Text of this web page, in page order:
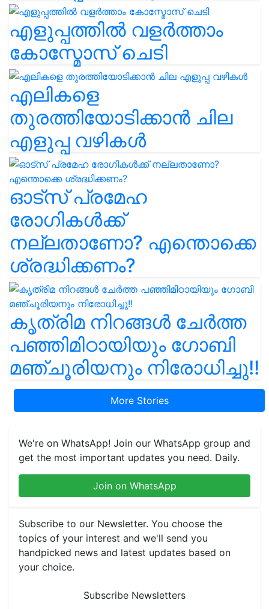
എളുപ്പത്തിൽ വളർത്താം
കോസ്മോസ് ചെടി
എലികളെ
തുരത്തിയോടിക്കാൻ ചില
എളുപ്പ വഴികൾ
ഓട്സ് പ്രമേഹ
രോഗികൾക്ക്
നല്ലതാണോ? എന്തൊക്കെ
ശ്രദ്ധിക്കണം?
കൃത്രിമ നിറങ്ങൾ ചേർത്ത
പഞ്ഞിമിഠായിയും ഗോബി
മഞ്ചൂരിയനും നിരോധിച്ചു!!
More Stories
We're on WhatsApp! Join our WhatsApp group and
get the most important updates you need. Daily.
Join on WhatsApp
Subscribe to our Newsletter. You choose the
topics of your interest and we'll send you
handpicked news and latest updates based on
your choice.
Subscribe Newsletters